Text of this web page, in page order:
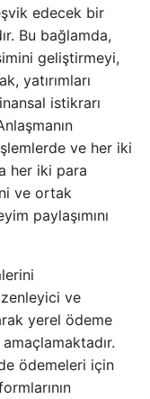
edecek bir
Bu bağlamda,
geliştirmeyi,
yatırımları
istikrarı
ve her iki
her iki para
ve ortak
paylaşımını
ve
yerel ödeme
amaçlamaktadır.
ödemeleri için